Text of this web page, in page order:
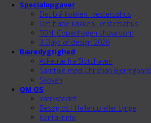
Specialopgaver
Det blå køkken i vestersøhus
Det hvide køkken i vestersøhus
TONI Copenhagen showroom
3 Days of design 2026
Bæredygtighed
Asketræ fra Slotshaven
Samtale med Christian Bjerregaard
Skoven
OM OS
Værkstedet
Besøg os i Hellerup eller Lynge
Kontaktinfo